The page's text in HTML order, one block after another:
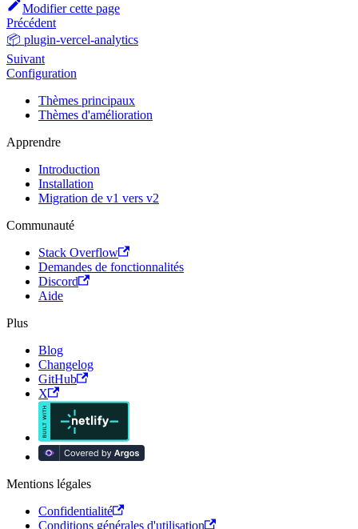
Modifier cette page
Précédent
📦 plugin-vercel-analytics
Suivant
Configuration
Thèmes principaux
Thèmes d'amélioration
Apprendre
Introduction
Installation
Migration de v1 vers v2
Communauté
Stack Overflow
Demandes de fonctionnalités
Discord
Aide
Plus
Blog
Changelog
GitHub
X
Mentions légales
Confidentialité
Conditions générales d'utilisation